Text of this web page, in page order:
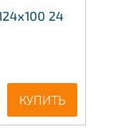
24
КУПИТЬ